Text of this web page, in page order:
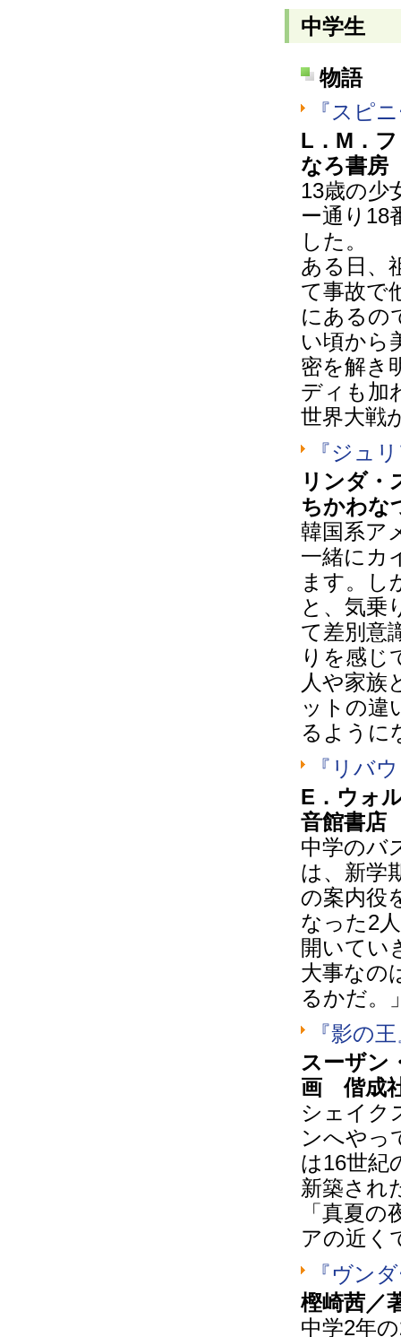
中学生
物語
『スピ
L．M．
なろ書房
13歳の少
ー通り18
した。
ある日、
て事故で
にあるの
い頃から
密を解き
ディも加
世界大戦
『ジュ
リンダ
ちかわな
韓国系ア
一緒にカ
ます。し
と、気乗
て差別意
りを感じ
人や家族
ットの違
るように
『リバ
E．ウォ
音館書店
中学のバ
は、新学
の案内役
なった2
開いてい
大事なの
るかだ。
『影の
スーザン
画 偕成
シェイク
ンへやっ
は16世紀
新築され
「真夏
アの近く
『ヴン
樫崎茜
中学2年